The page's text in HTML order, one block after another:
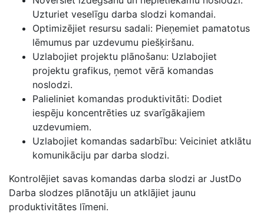
Uzturiet veselīgu darba slodzi komandai.
Optimizējiet resursu sadali: Pieņemiet pamatotus
lēmumus par uzdevumu piešķiršanu.
Uzlabojiet projektu plānošanu: Uzlabojiet
projektu grafikus, ņemot vērā komandas
noslodzi.
Palieliniet komandas produktivitāti: Dodiet
iespēju koncentrēties uz svarīgākajiem
uzdevumiem.
Uzlabojiet komandas sadarbību: Veiciniet atklātu
komunikāciju par darba slodzi.
Kontrolējiet savas komandas darba slodzi ar JustDo
Darba slodzes plānotāju un atklājiet jaunu
produktivitātes līmeni.